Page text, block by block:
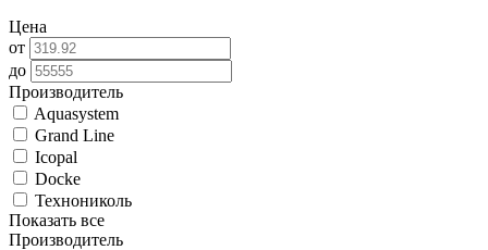
Цена
от
до
Производитель
Aquasystem
Grand Line
Icopal
Docke
Технониколь
Показать все
Производитель